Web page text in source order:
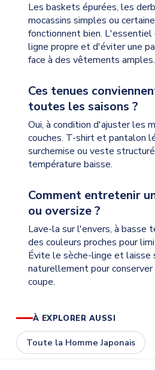
Les baskets épurées, les
mocassins simples ou
fonctionnent bien. L'essentiel
ligne propre et d'éviter une
face à des vêtements amples.
Ces tenues
toutes les saisons ?
Oui, à condition d'ajuster les
couches. T-shirt et pantalon
surchemise ou veste
température baisse.
Comment entretenir
ou oversize ?
Lave-la sur l'envers, à basse
des couleurs proches pour
Évite le sèche-linge et laisse
naturellement pour
coupe.
À EXPLORER AUSSI
Toute la Homme Japonais